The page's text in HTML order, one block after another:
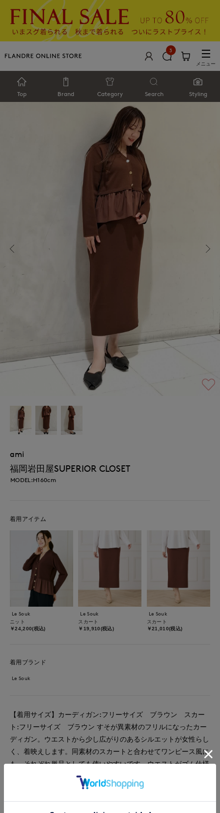
3
メニュー
Top Brand Category Search Styling
ami
福岡岩田屋SUPERIOR CLOSET
MODEL:H160cm
着用アイテム
Le Souk
ニット
￥24,200(税込)
Le Souk
スカート
￥19,910(税込)
Le Souk
スカート
￥21,010(税込)
着用ブランド
Le Souk
【着用サイズ】カーディガン:フリーサイズ ブラウン スカー
ト:フリーサイズ ブラウン すそが異素材のフリルになったカー
ディガン。ウエストから少し広がりのあるシルエットが女性らし
く、着映えします。同素材のスカートと合わせてワンピース風に
も、それぞれ単品としても使いやすいです。ウエストがゴム仕様
のため、楽ちんです。
#スカート #セットアップ #オフィスカジュアル